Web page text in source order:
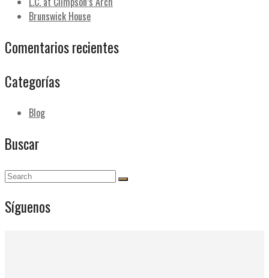
Brunswick House
Comentarios recientes
Categorías
Blog
Buscar
Síguenos